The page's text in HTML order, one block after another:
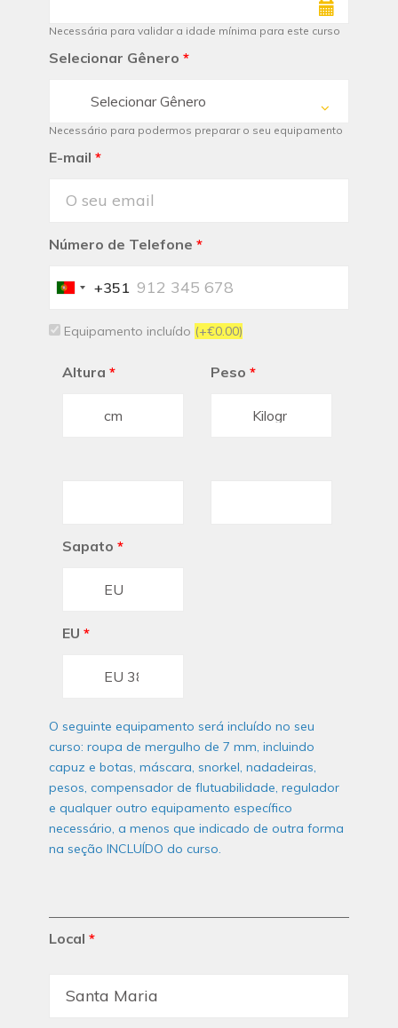
Necessária para validar a idade mínima para este curso
Selecionar Gênero *
Selecionar Gênero
Necessário para podermos preparar o seu equipamento
E-mail *
Número de Telefone *
Portugal
+351
Equipamento incluído (+€0.00)
Altura * Peso *
Sapato *
EU *
O seguinte equipamento será incluído no seu
curso: roupa de mergulho de 7 mm, incluindo
capuz e botas, máscara, snorkel, nadadeiras,
pesos, compensador de flutuabilidade, regulador
e qualquer outro equipamento específico
necessário, a menos que indicado de outra forma
na seção INCLUÍDO do curso.
Local *